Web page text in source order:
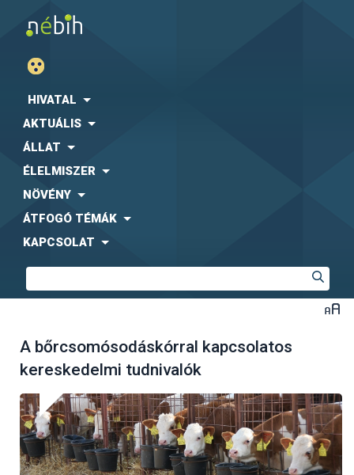
HIVATAL
AKTUÁLIS
ÁLLAT
ÉLELMISZER
NÖVÉNY
ÁTFOGÓ TÉMÁK
KAPCSOLAT
A bőrcsomósodáskórral kapcsolatos
kereskedelmi tudnivalók